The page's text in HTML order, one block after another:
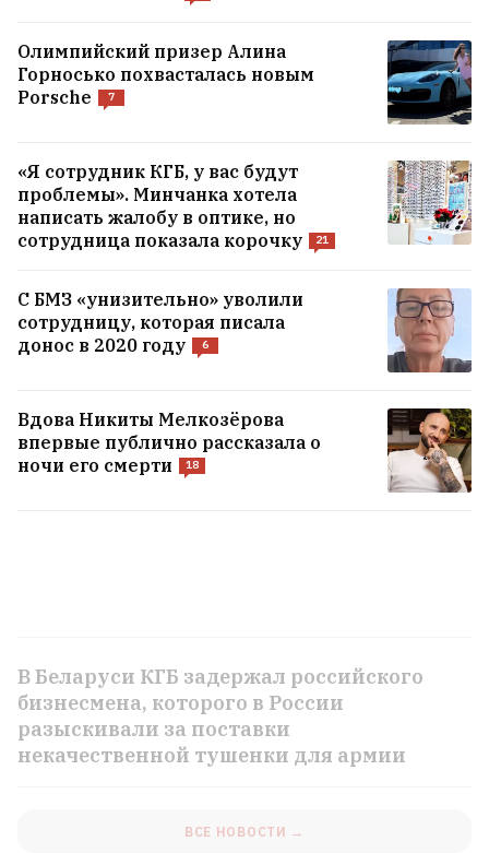
Олимпийский призер Алина
Горносько похвасталась новым
Porsche
7
«Я сотрудник КГБ, у вас будут
проблемы». Минчанка хотела
написать жалобу в оптике, но
сотрудница показала корочку
21
С БМЗ «унизительно» уволили
сотрудницу, которая писала
донос в 2020 году
6
Вдова Никиты Мелкозёрова
впервые публично рассказала о
ночи его смерти
18
«У нас нет их координат, и это главная
сложность операции». Как идет поиск
пропавших в горах Кыргызстана
Роман о разводе, который многое может
сказать о современных женщинах
В Беларуси КГБ задержал российского
бизнесмена, которого в России
разыскивали за поставки
некачественной тушенки для армии
ВСЕ НОВОСТИ →